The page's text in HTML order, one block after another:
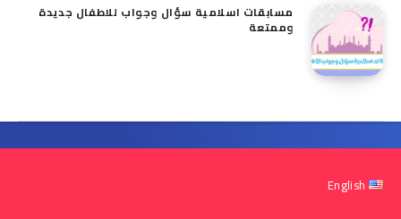
مسابقات اسلامية سؤال وجواب للاطفال​ جديدة
وممتعة
English